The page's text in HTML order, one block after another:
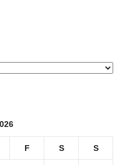
F S S